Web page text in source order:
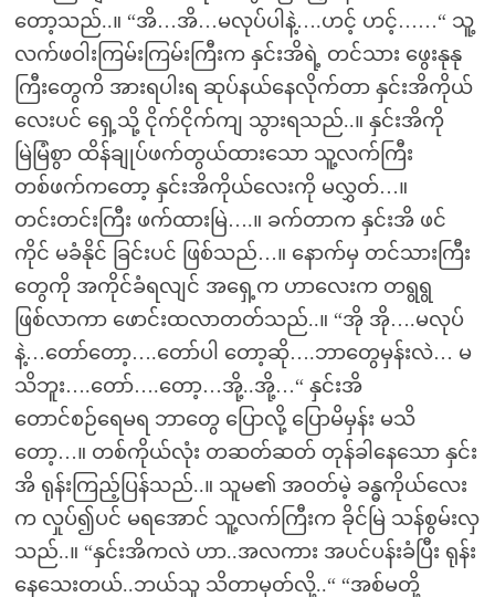
တော့သည်..။ “အိ…အိ…မလုပ်ပါနဲ့….ဟင့် ဟင့်……“ သူ့
လက်ဖဝါးကြမ်းကြမ်းကြီးက နှင်းအိရဲ့ တင်သား ဖွေးနုနု
ကြီးတွေကိ အားရပါးရ ဆုပ်နယ်နေလိုက်တာ နှင်းအိကိုယ်
လေးပင် ရှေ့သို့ ငိုက်ငိုက်ကျ သွားရသည်..။ နှင်းအိကို
မြဲမြံစွာ ထိန်ချုပ်ဖက်တွယ်ထားသော သူ့လက်ကြီး
တစ်ဖက်ကတော့ နှင်းအိကိုယ်လေးကို မလွှတ်…။
တင်းတင်းကြီး ဖက်ထားမြဲ….။ ခက်တာက နှင်းအိ ဖင်
ကိုင် မခံနိုင် ခြင်းပင် ဖြစ်သည်…။ နောက်မှ တင်သားကြီး
တွေကို အကိုင်ခံရလျင် အရှေ့က ဟာလေးက တရွရွ
ဖြစ်လာကာ ဖောင်းထလာတတ်သည်..။ “အို အို….မလုပ်
နဲ့…တော်တော့….တော်ပါ တော့ဆို….ဘာတွေမှန်းလဲ… မ
သိဘူး….တော်….တော့…အို့..အို့…“ နှင်းအိ
တောင်စဉ်ရေမရ ဘာတွေ ပြောလို့ ပြောမိမှန်း မသိ
တော့…။ တစ်ကိုယ်လုံး တဆတ်ဆတ် တုန်ခါနေသော နှင်း
အိ ရုန်းကြည့်ပြန်သည်..။ သူမ၏ အဝတ်မဲ့ ခန္ဓကိုယ်လေး
က လှုပ်၍ပင် မရအောင် သူ့လက်ကြီးက ခိုင်မြဲ သန်စွမ်းလှ
သည်..။ “နှင်းအိကလဲ ဟာ..အလကား အပင်ပန်းခံပြီး ရုန်း
နေသေးတယ်..ဘယ်သူ သိတာမှတ်လို့..“ “အစ်မတို့